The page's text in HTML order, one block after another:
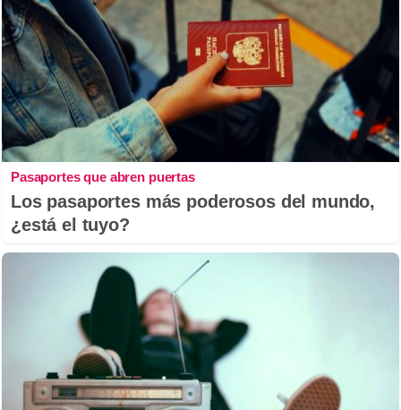
Pasaportes que abren puertas
Los pasaportes más poderosos del mundo,
¿está el tuyo?